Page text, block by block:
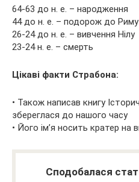
64-63 до н. е. – народження
44 до н. е. – подорож до Риму
26-24 до н. е. – вивчення Нілу
23-24 н. е. – смерть
Цікаві факти Страбона:
• Також написав книгу
збереглася до нашого часу
• Його ім’я носить кратер на
Сподобалася